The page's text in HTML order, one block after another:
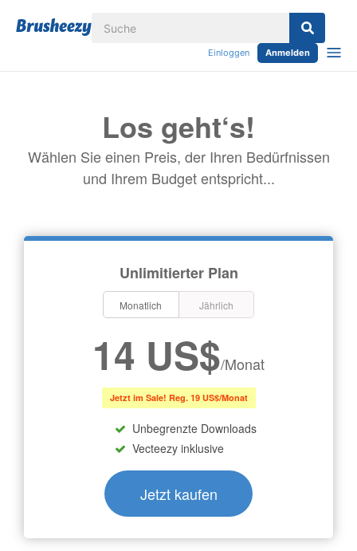
Einloggen Anmelden
Los geht‘s!
Wählen Sie einen Preis, der Ihren Bedürfnissen
und Ihrem Budget entspricht...
Unlimitierter Plan
Monatlich Jährlich
14 US$/Monat
Jetzt im Sale! Reg. 19 US$/Monat
Unbegrenzte Downloads
Vecteezy inklusive
Jetzt kaufen